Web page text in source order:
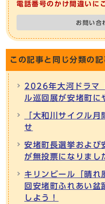
電話番号のかけ間違いに
お問い合
この記事と同じ分類の記
2026年大河ドラマ
ル巡回展が安堵町に
「大和川サイクル
せ
安堵町長選挙および
が無投票になりまし
キリンビール「晴
回安堵町ふれあい盆
しよう！